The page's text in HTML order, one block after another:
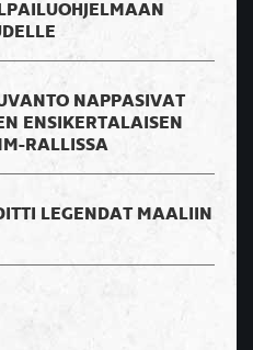
NAPPASIVAT
ENSIKERTALAISEN
RALLISSA
LEGENDAT MAALIIN